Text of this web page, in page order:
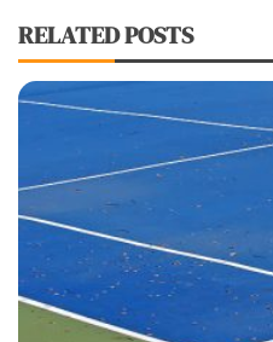
RELATED POSTS